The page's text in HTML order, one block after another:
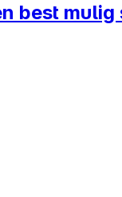
best mulig